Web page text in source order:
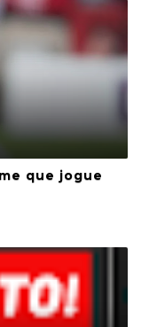
que jogue